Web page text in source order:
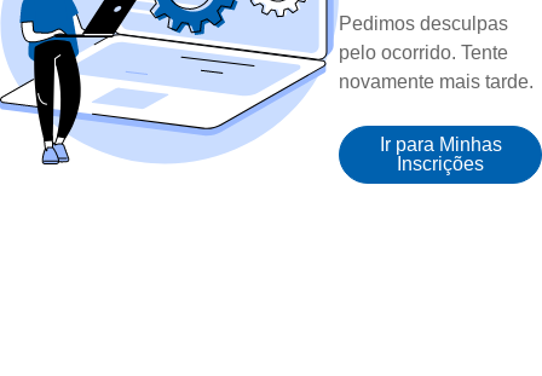
Pedimos desculpas
pelo ocorrido. Tente
novamente mais tarde.
Ir para Minhas
Inscrições